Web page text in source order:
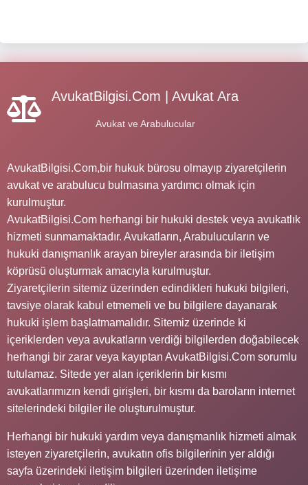
AvukatBilgisi.Com | Avukat Ara
Avukat ve Arabulucular
AvukatBilgisi.Com,bir hukuk bürosu olmayıp ziyaretçilerin
avukat ve arabulucu bulmasına yardımcı olmak için
kurulmuştur.
AvukatBilgisi.Com herhangi bir hukuki destek veya avukatlık
hizmeti sunmamaktadır. Avukatların, Arabulucuların ve
hukuki danışmanlık arayan bireyler arasında bir iletişim
köprüsü oluşturmak amacıyla kurulmuştur.
Ziyaretçilerin sitemiz üzerinden edindikleri hukuki bilgileri,
tavsiye olarak kabul etmemeli ve bu bilgilere dayanarak
hukuki işlem başlatmamalıdır. Sitemiz üzerinde ki
içeriklerden veya avukatların verdiği bilgilerden doğabilecek
herhangi bir zarar veya kayıptan AvukatBilgisi.Com sorumlu
tutulamaz. Sitede yer alan içeriklerin bir kısmı
avukatlarımızın kendi girişleri, bir kısmı da baroların internet
sitelerindeki bilgiler ile oluşturulmuştur.
Herhangi bir hukuki yardım veya danışmanlık hizmeti almak
isteyen ziyaretçilerin, avukatın ofis bilgilerinin yer aldığı
sayfa üzerindeki iletişim bilgileri üzerinden iletişime